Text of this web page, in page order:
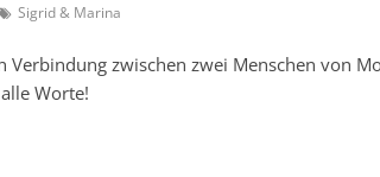
Sigrid & Marina
Verbindung zwischen zwei Menschen von
Worte!